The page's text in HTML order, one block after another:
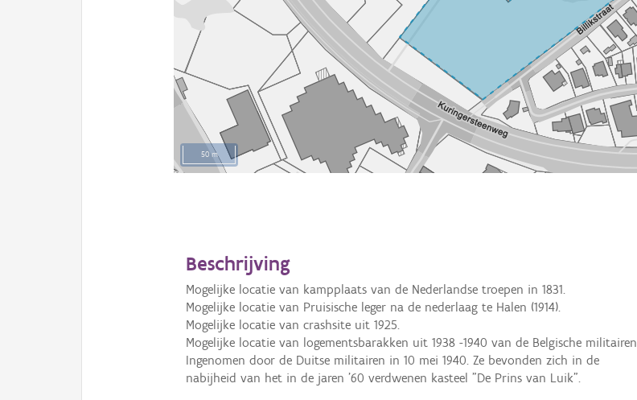
50 m
Beschrijving
Mogelijke locatie van kampplaats van de Nederlandse troepen in 1831.
Mogelijke locatie van Pruisische leger na de nederlaag te Halen (1914).
Mogelijke locatie van crashsite uit 1925.
Mogelijke locatie van logementsbarakken uit 1938 -1940 van de Belgische militairen.
Ingenomen door de Duitse militairen in 10 mei 1940. Ze bevonden zich in de
nabijheid van het in de jaren '60 verdwenen kasteel "De Prins van Luik".